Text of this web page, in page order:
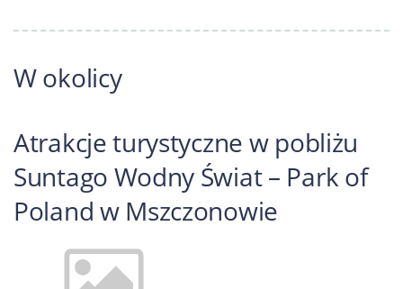
W okolicy
Atrakcje turystyczne w pobliżu
Suntago Wodny Świat – Park of
Poland w Mszczonowie